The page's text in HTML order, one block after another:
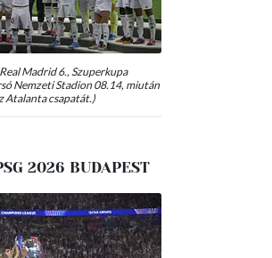
Madrid 6., Szuperkupa
Nemzeti Stadion 08.14, miután
Atalanta csapatát.)
2026 BUDAPEST